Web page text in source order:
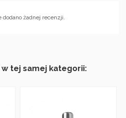
dodano żadnej recenzji.
tej samej kategorii: